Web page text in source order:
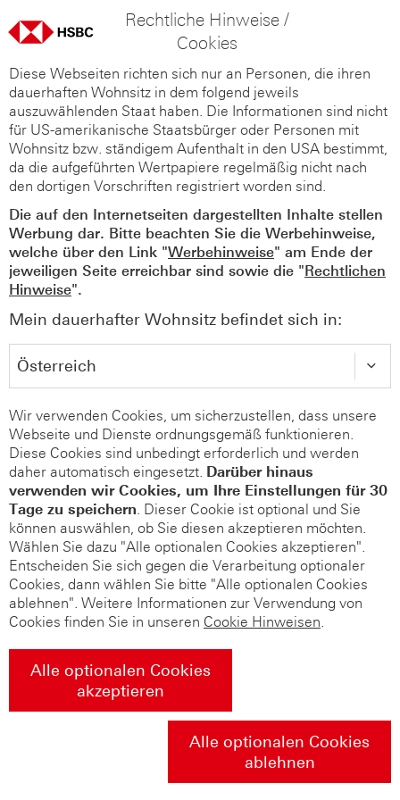
Rechtliche Hinweise /
Cookies
Diese Webseiten richten sich nur an Personen, die ihren
dauerhaften Wohnsitz in dem folgend jeweils
auszuwählenden Staat haben. Die Informationen sind nicht
für US-amerikanische Staatsbürger oder Personen mit
Wohnsitz bzw. ständigem Aufenthalt in den USA bestimmt,
da die aufgeführten Wertpapiere regelmäßig nicht nach
den dortigen Vorschriften registriert worden sind.
Die auf den Internetseiten dargestellten Inhalte stellen
Werbung dar. Bitte beachten Sie die Werbehinweise,
welche über den Link "Werbehinweise" am Ende der
jeweiligen Seite erreichbar sind sowie die "Rechtlichen
Hinweise".
Mein dauerhafter Wohnsitz befindet sich in:
Wir verwenden Cookies, um sicherzustellen, dass unsere
Webseite und Dienste ordnungsgemäß funktionieren.
Diese Cookies sind unbedingt erforderlich und werden
daher automatisch eingesetzt. Darüber hinaus
verwenden wir Cookies, um Ihre Einstellungen für 30
Tage zu speichern. Dieser Cookie ist optional und Sie
können auswählen, ob Sie diesen akzeptieren möchten.
Wählen Sie dazu "Alle optionalen Cookies akzeptieren".
Entscheiden Sie sich gegen die Verarbeitung optionaler
Cookies, dann wählen Sie bitte "Alle optionalen Cookies
ablehnen". Weitere Informationen zur Verwendung von
Cookies finden Sie in unseren Cookie Hinweisen.
Alle optionalen Cookies
akzeptieren
Alle optionalen Cookies
ablehnen